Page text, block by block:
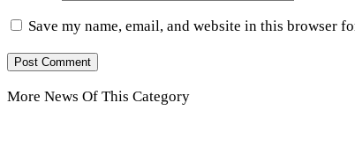
Save my name, email, and website in this browser
More News Of This Category